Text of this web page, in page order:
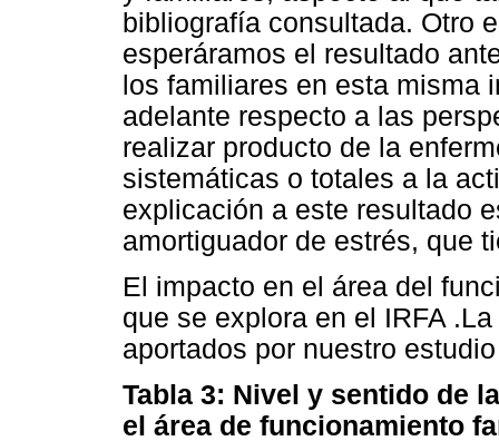
bibliografía consultada. Otro
esperáramos el resultado
los familiares en esta misma
adelante respecto a las
realizar producto de la
sistemáticas o totales a la
explicación a este resultado
amortiguador de estrés, que
El impacto en el área del
que se explora en el IRFA
aportados por nuestro
Tabla 3: Nivel y sentido de
el área de funcionamiento